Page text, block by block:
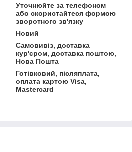
Уточнюйте за телефоном
або скористайтеся формою
зворотного зв'язку
Новий
Самовивіз, доставка
кур'єром, доставка поштою,
Нова Пошта
Готівковий, післяплата,
оплата картою Visa,
Mastercard